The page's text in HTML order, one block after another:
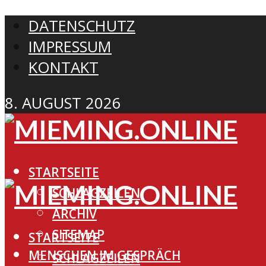
DATENSCHUTZ
IMPRESSUM
KONTAKT
8. AUGUST 2026
STARTSEITE
SCHLAGZEILEN
ARCHIV
SITEMAP
MENSCHEN IM GESPRÄCH
STARTSEITE
SCHLAGZEILEN